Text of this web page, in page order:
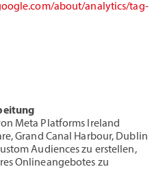
about/analytics/tag-
Meta Platforms Ireland
Grand Canal Harbour, Dublin
Audiences zu erstellen,
Onlineangebotes zu